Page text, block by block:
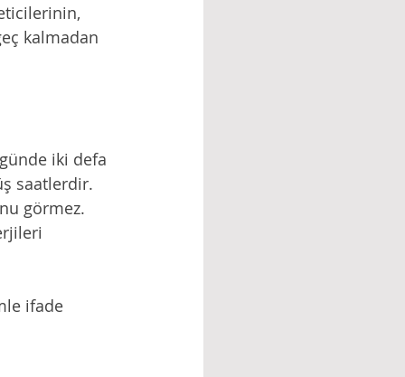
kalmadan
iki defa
saatlerdir.
görmez.
ifade